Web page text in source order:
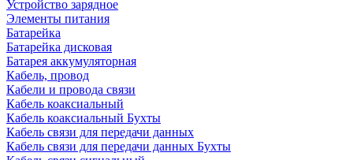
Устройство зарядное
Элементы питания
Батарейка
Батарейка дисковая
Батарея аккумуляторная
Кабель, провод
Кабели и провода связи
Кабель коаксиальный
Кабель коаксиальный Бухты
Кабель связи для передачи данных
Кабель связи для передачи данных Бухты